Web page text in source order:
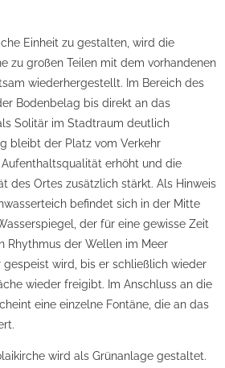
Einheit zu gestalten, wird die
zu großen Teilen mit dem vorhandenen
wiederhergestellt. Im Bereich des
Bodenbelag bis direkt an das
Solitär im Stadtraum deutlich
bleibt der Platz vom Verkehr
erhöht und die
des Ortes zusätzlich stärkt. Als Hinweis
befindet sich in der Mitte
der für eine gewisse Zeit
Rhythmus der Wellen im Meer
wird, bis er schließlich wieder
wieder freigibt. Im Anschluss an die
eine einzelne Fontäne, die an das
wird als Grünanlage gestaltet.